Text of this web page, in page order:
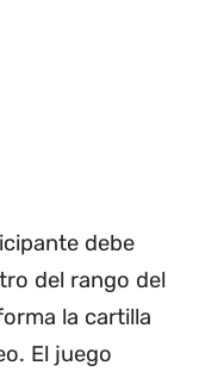
debe
del rango del
la cartilla
El juego